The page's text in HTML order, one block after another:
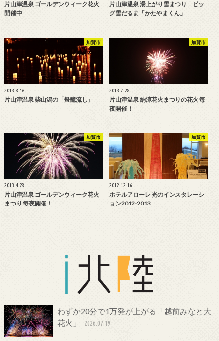
片山津温泉 ゴールデンウィーク花火
開催中
片山津温泉 湯上がり雪まつり ビッ
グ雪だるま「かたやまくん」
加賀市
2013.8.16
片山津温泉 柴山潟の「燈籠流し」
加賀市
2013.7.28
片山津温泉 納涼花火まつりの花火 毎
夜開催！
加賀市
2013.4.28
片山津温泉 ゴールデンウィーク花火
まつり 毎夜開催！
加賀市
2012.12.16
ホテルアローレ 光のインスタレーシ
ョン2012-2013
わずか20分で1万発が上がる「越前みなと大
花火」
2026.07.19